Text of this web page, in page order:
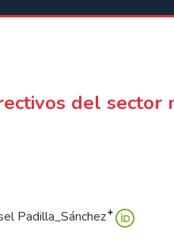
del sector
Padilla_Sánchez+